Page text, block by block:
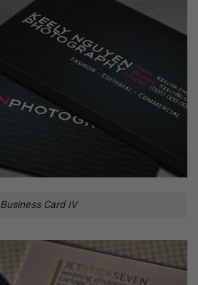
Business Card IV